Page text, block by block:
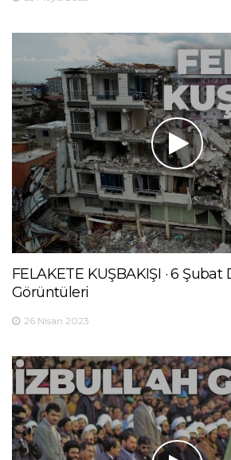
FELAKETE KUŞBAKIŞI · 6
Görüntüleri
26 Nisan 2023